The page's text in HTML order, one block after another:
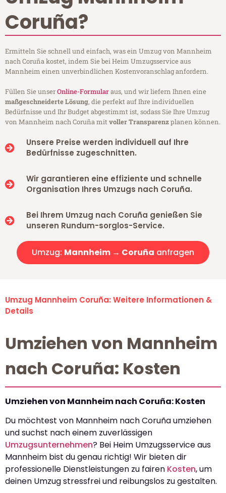
Coruña?
Ermitteln Sie schnell und einfach, was ein Umzug von Mannheim
nach Coruña kostet, indem Sie bei Heim Umzugsservice aus
Mannheim einen unverbindlichen Kostenvoranschlag anfordern.
Füllen Sie unserOnline-Formularaus, und wir liefern Ihnen eine
maßgeschneiderte Lösung, die perfekt auf Ihre individuellen
Bedürfnisse und Ihr Budget abgestimmt ist, sodass Sie Ihre Umzug
von Mannheim nach Coruña mitvoller Transparenzplanen können.
Unsere Preise werden individuell auf Ihre
Bedürfnisse zugeschnitten.
Wir garantieren eine effiziente und schnelle
Organisation Ihres Umzugs nach Coruña.
Bei Ihrem Umzug nach Coruña genießen Sie
unseren Rundum-sorglos-Service.
Umzug: Mannheim → Coruña anfragen
Umzug Mannheim Coruña: Weitere Informationen &
Details
Umziehen von Mannheim
nach Coruña: Kosten
Umziehen von Mannheim nach Coruña: Kosten
Du möchtest von Mannheim nach Coruña umziehen
und suchst nach einem zuverlässigen
Umzugsunternehmen? Bei Heim Umzugsservice aus
Mannheim bist du genau richtig! Wir bieten dir
professionelle Dienstleistungen zu fairen Kosten, um
deinen Umzug stressfrei und reibungslos zu gestalten.